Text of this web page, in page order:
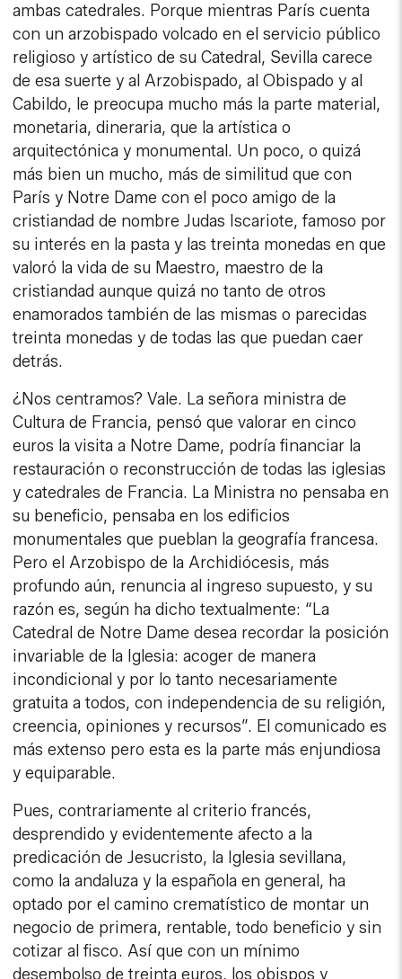
ambas catedrales. Porque mientras París cuenta
con un arzobispado volcado en el servicio público
religioso y artístico de su Catedral, Sevilla carece
de esa suerte y al Arzobispado, al Obispado y al
Cabildo, le preocupa mucho más la parte material,
monetaria, dineraria, que la artística o
arquitectónica y monumental. Un poco, o quizá
más bien un mucho, más de similitud que con
París y Notre Dame con el poco amigo de la
cristiandad de nombre Judas Iscariote, famoso por
su interés en la pasta y las treinta monedas en que
valoró la vida de su Maestro, maestro de la
cristiandad aunque quizá no tanto de otros
enamorados también de las mismas o parecidas
treinta monedas y de todas las que puedan caer
detrás.
¿Nos centramos? Vale. La señora ministra de
Cultura de Francia, pensó que valorar en cinco
euros la visita a Notre Dame, podría financiar la
restauración o reconstrucción de todas las iglesias
y catedrales de Francia. La Ministra no pensaba en
su beneficio, pensaba en los edificios
monumentales que pueblan la geografía francesa.
Pero el Arzobispo de la Archidiócesis, más
profundo aún, renuncia al ingreso supuesto, y su
razón es, según ha dicho textualmente: “La
Catedral de Notre Dame desea recordar la posición
invariable de la Iglesia: acoger de manera
incondicional y por lo tanto necesariamente
gratuita a todos, con independencia de su religión,
creencia, opiniones y recursos”. El comunicado es
más extenso pero esta es la parte más enjundiosa
y equiparable.
Pues, contrariamente al criterio francés,
desprendido y evidentemente afecto a la
predicación de Jesucristo, la Iglesia sevillana,
como la andaluza y la española en general, ha
optado por el camino crematístico de montar un
negocio de primera, rentable, todo beneficio y sin
cotizar al fisco. Así que con un mínimo
desembolso de treinta euros, los obispos y